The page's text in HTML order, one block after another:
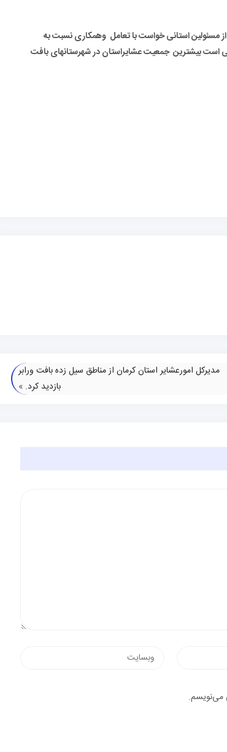
مسئولین استانی خواست با تعامل وهمکاری نسبت به
است بیشترین جمعیت عشایراستان در شهرستانهای بافت
مدیرکل امورعشایر استان کرمان از مناطق سیل زده بافت ورابر
بازدید کرد. »
وب‌سایت
می‌نویسم.